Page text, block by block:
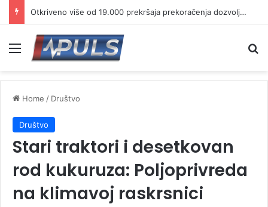
Otkriveno više od 19.000 prekršaja prekoračenja dozvoljene brzine
Menu
Home / Društvo
Društvo
Stari traktori i desetkovan
rod kukuruza: Poljoprivreda
na klimavoj raskrsnici